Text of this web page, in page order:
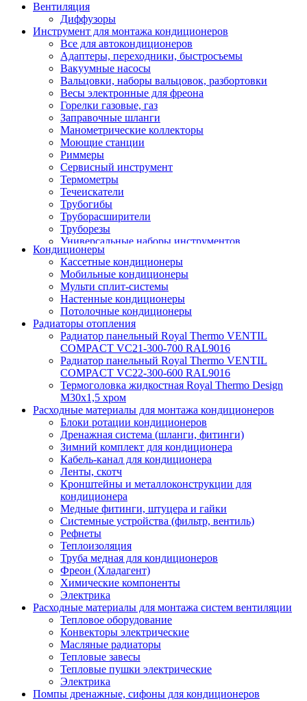
Вентиляция
Диффузоры
Инструмент для монтажа кондиционеров
Все для автокондиционеров
Адаптеры, переходники, быстросъемы
Вакуумные насосы
Вальцовки, наборы вальцовок, разбортовки
Весы электронные для фреона
Горелки газовые, газ
Заправочные шланги
Манометрические коллекторы
Моющие станции
Риммеры
Сервисный инструмент
Термометры
Течеискатели
Трубогибы
Труборасширители
Труборезы
Универсальные наборы инструментов
Кондиционеры
Кассетные кондиционеры
Мобильные кондиционеры
Мульти сплит-системы
Настенные кондиционеры
Потолочные кондиционеры
Радиаторы отопления
Радиатор панельный Royal Thermo VENTIL
COMPACT VC21-300-700 RAL9016
Радиатор панельный Royal Thermo VENTIL
COMPACT VC22-300-600 RAL9016
Термоголовка жидкостная Royal Thermo Design
M30х1,5 хром
Расходные материалы для монтажа кондиционеров
Блоки ротации кондиционеров
Дренажная система (шланги, фитинги)
Зимний комплект для кондиционера
Кабель-канал для кондиционера
Ленты, скотч
Кронштейны и металлоконструкции для
кондиционера
Медные фитинги, штуцера и гайки
Системные устройства (фильтр, вентиль)
Рефнеты
Теплоизоляция
Труба медная для кондиционеров
Фреон (Хладагент)
Химические компоненты
Электрика
Расходные материалы для монтажа систем вентиляции
Тепловое оборудование
Конвекторы электрические
Масляные радиаторы
Тепловые завесы
Тепловые пушки электрические
Электрика
Помпы дренажные, сифоны для кондиционеров